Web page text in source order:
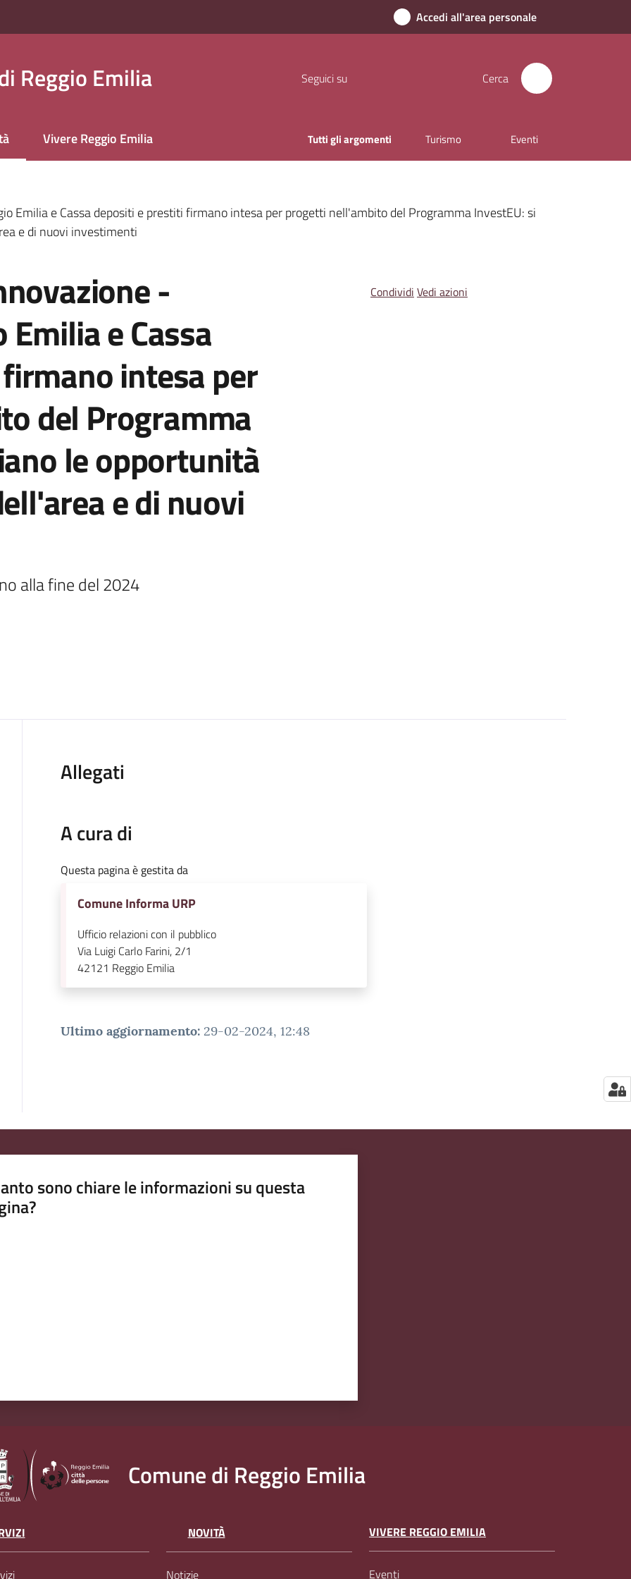
Accedi all'area personale
Reggio Emilia Seguici su Cerca
selezionatoVivere Reggio Emilia Tutti gli argomenti Turismo Eventi
Emilia e Cassa depositi e prestiti firmano intesa per progetti nell'ambito del Programma InvestEU: si
e di nuovi investimenti
-
e Cassa
intesa per
del Programma
le opportunità
e di nuovi
alla fine del 2024
Condividi Vedi azioni
Allegati
A cura di
Questa pagina è gestita da
Comune Informa URP
Ufficio relazioni con il pubblico
Via Luigi Carlo Farini, 2/1
42121 Reggio Emilia
Ultimo aggiornamento: 29-02-2024, 12:48
sono chiare le informazioni su questa
Comune di Reggio Emilia
NOVITÀ
Notizie
VIVERE REGGIO EMILIA
Eventi